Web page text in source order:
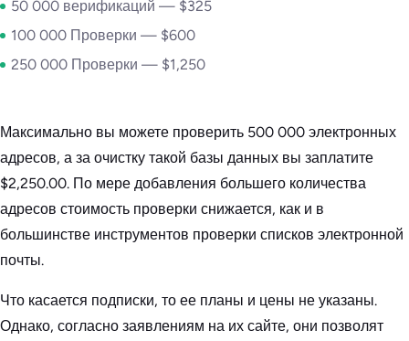
50 000 верификаций — $325
100 000 Проверки — $600
250 000 Проверки — $1,250
Максимально вы можете проверить 500 000 электронных
адресов, а за очистку такой базы данных вы заплатите
$2,250.00. По мере добавления большего количества
адресов стоимость проверки снижается, как и в
большинстве инструментов проверки списков электронной
почты.
Что касается подписки, то ее планы и цены не указаны.
Однако, согласно заявлениям на их сайте, они позволят